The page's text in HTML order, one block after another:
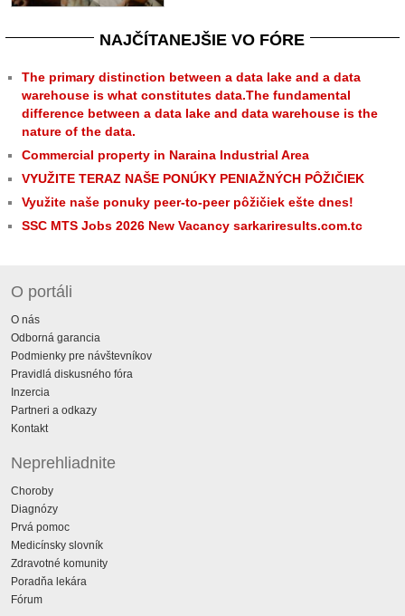
NAJČÍTANEJŠIE VO FÓRE
The primary distinction between a data lake and a data
warehouse is what constitutes data.The fundamental
difference between a data lake and data warehouse is the
nature of the data.
Commercial property in Naraina Industrial Area
VYUŽITE TERAZ NAŠE PONÚKY PENIAŽNÝCH PÔŽIČIEK
Využite naše ponuky peer-to-peer pôžičiek ešte dnes!
SSC MTS Jobs 2026 New Vacancy sarkariresults.com.tc
O portáli
O nás
Odborná garancia
Podmienky pre návštevníkov
Pravidlá diskusného fóra
Inzercia
Partneri a odkazy
Kontakt
Neprehliadnite
Choroby
Diagnózy
Prvá pomoc
Medicínsky slovník
Zdravotné komunity
Poradňa lekára
Fórum